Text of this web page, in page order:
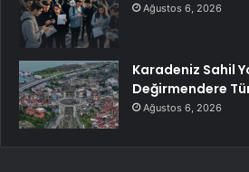
Ağustos 6, 2026
Karadeniz Sahil
Değirmendere
Ağustos 6, 2026